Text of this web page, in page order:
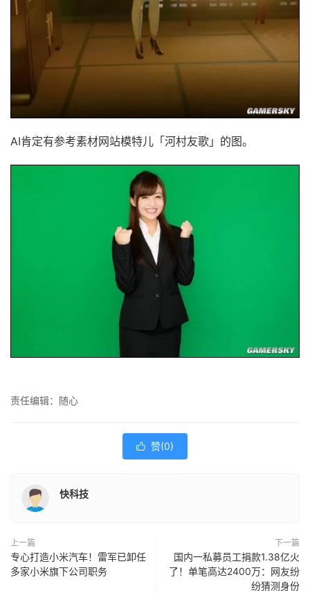
AI肯定有参考素材网站模特儿「河村友歌」的图。
责任编辑：随心
 赞(0)
快科技
上一篇
专心打造小米汽车！雷军已卸任
多家小米旗下公司职务
下一篇
国内一私募员工捐款1.38亿火
了！单笔高达2400万：网友纷
纷猜测身份